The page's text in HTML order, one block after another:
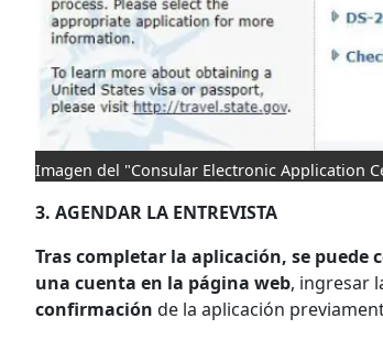
Imagen del "Consular Electronic Application
3. AGENDAR LA ENTREVISTA
Tras completar la aplicación, se
una cuenta en la página web, ingresar
confirmación de la aplicación